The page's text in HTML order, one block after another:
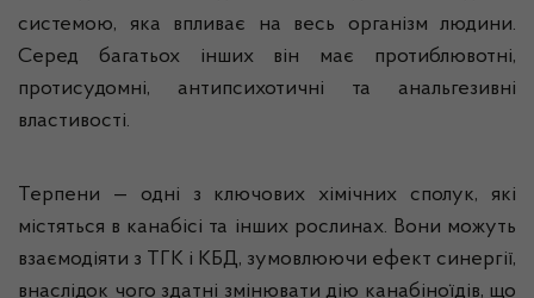
системою, яка впливає на весь організм людини.
Серед багатьох інших він має протиблювотні,
протисудомні, антипсихотичні та анальгезивні
властивості.
Терпени — одні з ключових хімічних сполук, які
містяться в канабісі та інших рослинах. Вони можуть
взаємодіяти з ТГК і КБД, зумовлюючи ефект синергії,
внаслідок чого здатні змінювати дію канабіноїдів, що